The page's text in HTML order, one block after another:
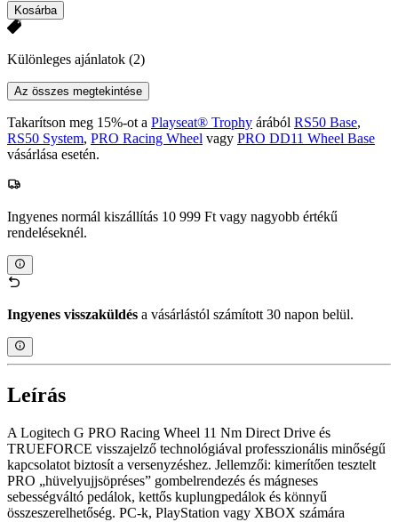
Kosárba
Különleges ajánlatok (2)
Az összes megtekintése
Takarítson meg 15%-ot a Playseat® Trophy árából RS50 Base,
RS50 System, PRO Racing Wheel vagy PRO DD11 Wheel Base
vásárlása esetén.
Ingyenes normál kiszállítás 10 999 Ft vagy nagyobb értékű
rendeléseknél.
Ingyenes visszaküldés a vásárlástól számított 30 napon belül.
Leírás
A Logitech G PRO Racing Wheel 11 Nm Direct Drive és
TRUEFORCE visszajelző technológiával professzionális minőségű
kapcsolatot biztosít a versenyzéshez. Jellemzői: kimerítően tesztelt
PRO „hüvelyujjsöpréses” gombelrendezés és mágneses
sebességváltó pedálok, kettős kuplungpedálok és könnyű
összeszerelhetőség. PC-k, PlayStation vagy XBOX számára